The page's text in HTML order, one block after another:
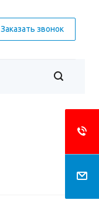
Заказать звонок